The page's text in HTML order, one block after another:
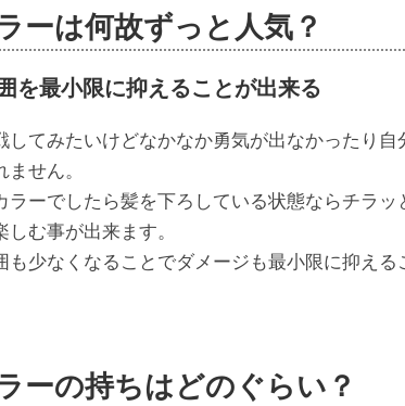
ーは何故ずっと人気？
を最小限に抑えることが出来る
してみたいけどなかなか勇気が出なかったり
せん。
ラーでしたら髪を下ろしている状態ならチラ
む事が出来ます。
少なくなることでダメージも最小限に抑える
ーの持ちはどのぐらい？